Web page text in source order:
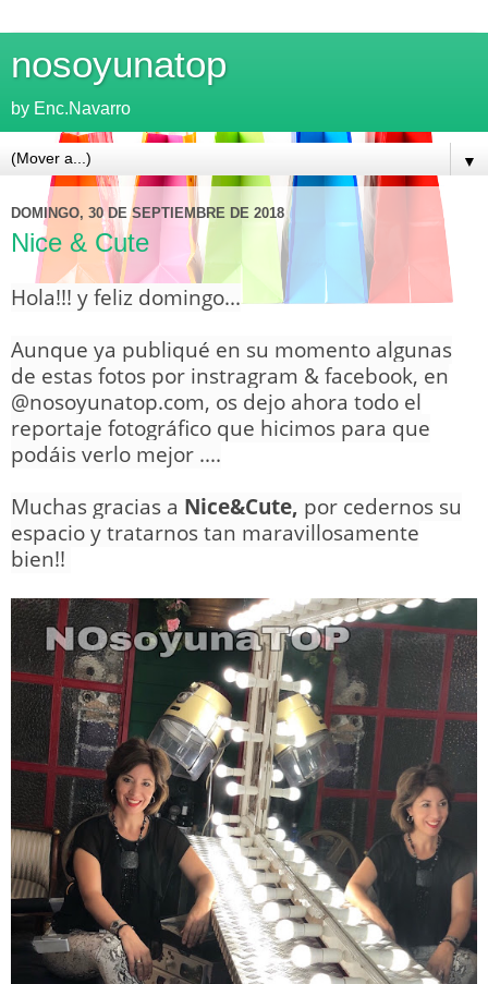
nosoyunatop
by Enc.Navarro
▼
DOMINGO, 30 DE SEPTIEMBRE DE 2018
Nice & Cute
Hola!!! y feliz domingo...
Aunque ya publiqué en su momento algunas
de estas fotos por instragram & facebook, en
@nosoyunatop.com, os dejo ahora todo el
reportaje fotográfico que hicimos para que
podáis verlo mejor ....
Muchas gracias a Nice&Cute, por cedernos su
espacio y tratarnos tan maravillosamente
bien!!